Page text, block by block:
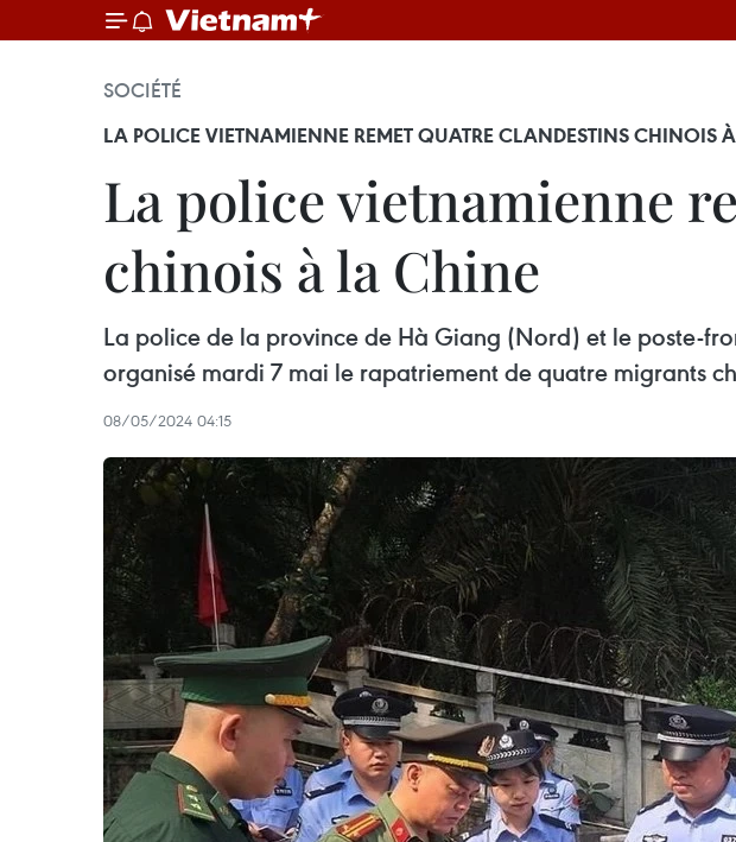
SOCIÉTÉ
LA POLICE VIETNAMIENNE REMET QUATRE CLANDESTINS CHINOIS
La police vietnamienne
chinois à la Chine
La police de la province de Hà Giang (Nord) et le poste-
organisé mardi 7 mai le rapatriement de quatre migrants
08/05/2024 04:15